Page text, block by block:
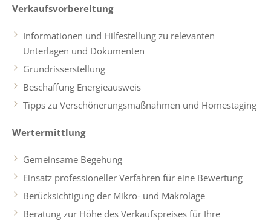
Verkaufsvorbereitung
Informationen und Hilfestellung zu relevanten
Unterlagen und Dokumenten
Grundrisserstellung
Beschaffung Energieausweis
Tipps zu Verschönerungsmaßnahmen und Homestaging
Wertermittlung
Gemeinsame Begehung
Einsatz professioneller Verfahren für eine Bewertung
Berücksichtigung der Mikro- und Makrolage
Beratung zur Höhe des Verkaufspreises für Ihre